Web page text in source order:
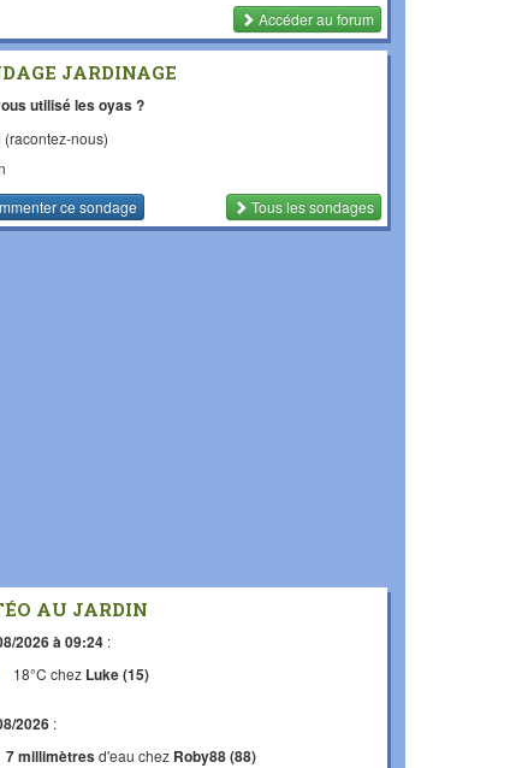
Accéder au forum
JARDINAGE
utilisé les oyas ?
(racontez-nous)
ce sondage Tous les sondages
AU JARDIN
2026 à 09:24 :
18°C chez Luke (15)
2026 :
7 millimètresd'eau chez Roby88 (88)